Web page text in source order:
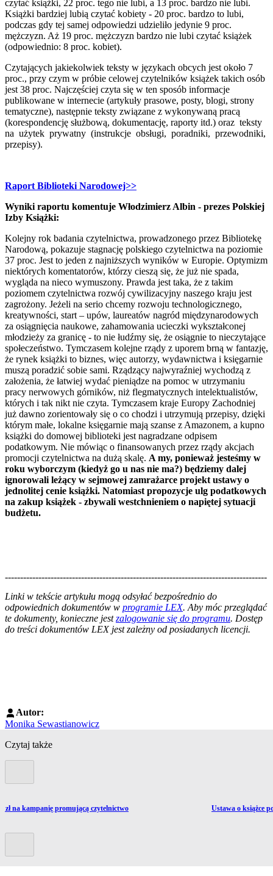
czytać książki, 22 proc. tego nie lubi, a 13 proc. bardzo nie lubi.
Książki bardziej lubią czytać kobiety - 20 proc. bardzo to lubi,
podczas gdy tej samej odpowiedzi udzieliło jedynie 9 proc.
mężczyzn. Aż 19 proc. mężczyzn bardzo nie lubi czytać książek
(odpowiednio: 8 proc. kobiet).
Czytających jakiekolwiek teksty w językach obcych jest około 7
proc., przy czym w próbie celowej czytelników książek takich osób
jest 38 proc. Najczęściej czyta się w ten sposób informacje
publikowane w internecie (artykuły prasowe, posty, blogi, strony
tematyczne), następnie teksty związane z wykonywaną pracą
(korespondencję służbową, dokumentację, raporty itd.) oraz teksty
na użytek prywatny (instrukcje obsługi, poradniki, przewodniki,
przepisy).
Raport Biblioteki Narodowej>>
Wyniki raportu komentuje Włodzimierz Albin - prezes Polskiej
Izby Książki:
Kolejny rok badania czytelnictwa, prowadzonego przez Bibliotekę
Narodową, pokazuje stagnację polskiego czytelnictwa na poziomie
37 proc. Jest to jeden z najniższych wyników w Europie. Optymizm
niektórych komentatorów, którzy cieszą się, że już nie spada,
wygląda na nieco wymuszony. Prawda jest taka, że z takim
poziomem czytelnictwa rozwój cywilizacyjny naszego kraju jest
zagrożony. Jeżeli na serio chcemy rozwoju technologicznego,
kreatywności, start – upów, laureatów nagród międzynarodowych
za osiągnięcia naukowe, zahamowania ucieczki wykształconej
młodzieży za granicę - to nie łudźmy się, że osiągnie to nieczytające
społeczeństwo. Tymczasem kolejne rządy z uporem brną w fantazję,
że rynek książki to biznes, więc autorzy, wydawnictwa i księgarnie
muszą poradzić sobie sami. Rządzący najwyraźniej wychodzą z
założenia, że łatwiej wydać pieniądze na pomoc w utrzymaniu
pracy nerwowych górników, niż flegmatycznych intelektualistów,
których i tak nikt nie czyta. Tymczasem kraje Europy Zachodniej
już dawno zorientowały się o co chodzi i utrzymują przepisy, dzięki
którym małe, lokalne księgarnie mają szanse z Amazonem, a kupno
książki do domowej biblioteki jest nagradzane odpisem
podatkowym. Nie mówiąc o finansowanych przez rządy akcjach
promocji czytelnictwa na dużą skalę. A my, ponieważ jesteśmy w
roku wyborczym (kiedyż go u nas nie ma?) będziemy dalej
ignorowali leżący w sejmowej zamrażarce projekt ustawy o
jednolitej cenie książki. Natomiast propozycje ulg podatkowych
na zakup książek - zbywali westchnieniem o napiętej sytuacji
budżetu.
--------------------------------------------------------------------------------------
Linki w tekście artykułu mogą odsyłać bezpośrednio do
odpowiednich dokumentów w programie LEX. Aby móc przeglądać
te dokumenty, konieczne jestzalogowanie się do programu. Dostęp
do treści dokumentów LEX jest zależny od posiadanych licencji.
Autor:
Monika Sewastianowicz
Czytaj także
zł na kampanię promującą czytelnictwo Przejdź do
Ustawa o książce